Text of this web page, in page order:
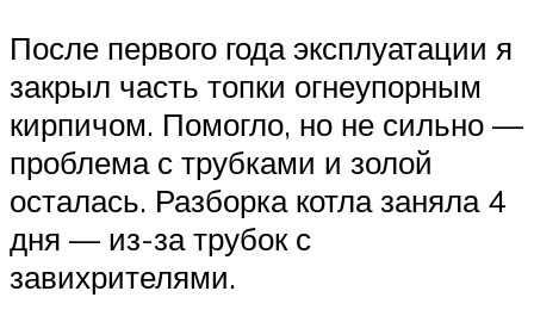
После первого года эксплуатации я
закрыл часть топки огнеупорным
кирпичом. Помогло, но не сильно —
проблема с трубками и золой
осталась. Разборка котла заняла 4
дня — из-за трубок с
завихрителями.